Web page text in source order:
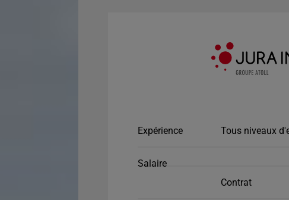
Expérience Tous niveaux
Salaire
Contrat